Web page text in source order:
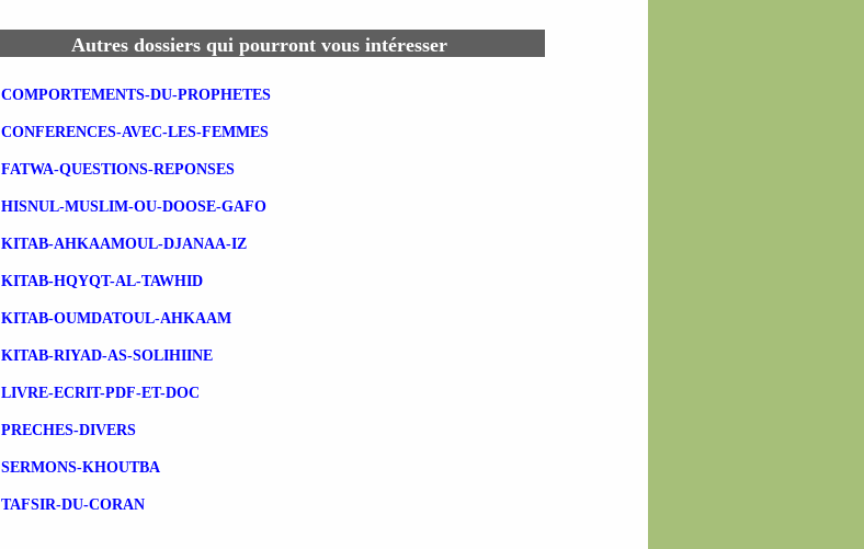
Autres dossiers qui pourront vous intéresser
COMPORTEMENTS-DU-PROPHETES
CONFERENCES-AVEC-LES-FEMMES
FATWA-QUESTIONS-REPONSES
HISNUL-MUSLIM-OU-DOOSE-GAFO
KITAB-AHKAAMOUL-DJANAA-IZ
KITAB-HQYQT-AL-TAWHID
KITAB-OUMDATOUL-AHKAAM
KITAB-RIYAD-AS-SOLIHIINE
LIVRE-ECRIT-PDF-ET-DOC
PRECHES-DIVERS
SERMONS-KHOUTBA
TAFSIR-DU-CORAN